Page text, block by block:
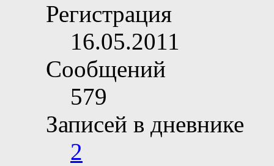
Регистрация
16.05.2011
Сообщений
579
Записей в дневнике
2